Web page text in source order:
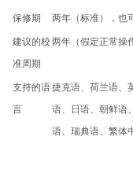
保修期 两年（标准），也
建议的校
准周期
两年（假定正常操
支持的语
言
捷克语、荷兰语、
语、日语、朝鲜语
语、瑞典语、繁体